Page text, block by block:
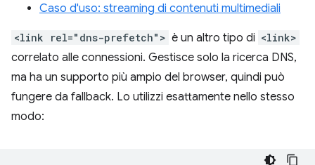
Caso d'uso: streaming di contenuti multimediali
<link rel="dns-prefetch"> è un altro tipo di <link>
correlato alle connessioni. Gestisce solo la ricerca DNS,
ma ha un supporto più ampio del browser, quindi può
fungere da fallback. Lo utilizzi esattamente nello stesso
modo: